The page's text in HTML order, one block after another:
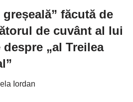
greșeală” făcută de
de cuvânt al lui
„al Treilea
Iordan